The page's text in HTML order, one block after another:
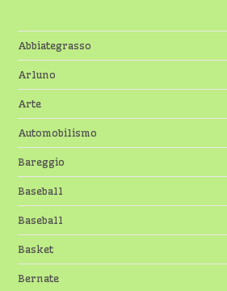
Abbiategrasso
Arluno
Arte
Automobilismo
Bareggio
Baseball
Baseball
Basket
Bernate